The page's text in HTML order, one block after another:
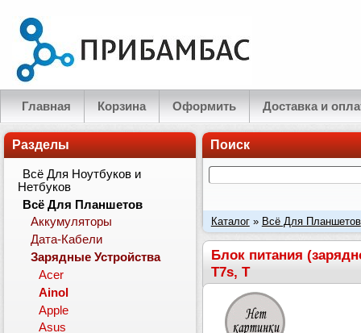
Главная Корзина Оформить Доставка и
Поиск
Каталог» Всё Для Планшетов
Quad Core, Ampe A10, Sanei
Блок питания
T7s, T
Разделы
Всё Для Ноутбуков и
Нетбуков
Всё Для Планшетов
Аккумуляторы
Дата-Кабели
Зарядные Устройства
Acer
Ainol
Apple
Asus